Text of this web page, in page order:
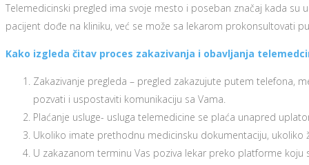
Telemedicinski pregled ima svoje mesto i poseban značaj kada su
pacijent dođe na kliniku, već se može sa lekarom prokonsultovati
Kako izgleda čitav proces zakazivanja i obavljanja
Zakazivanje pregleda – pregled zakazujute putem telefona,
pozvati i uspostaviti komunikaciju sa Vama.
Plaćanje usluge- usluga telemedicine se plaća unapred
Ukoliko imate prethodnu medicinsku dokumentaciju,
U zakazanom terminu Vas poziva lekar preko platforme